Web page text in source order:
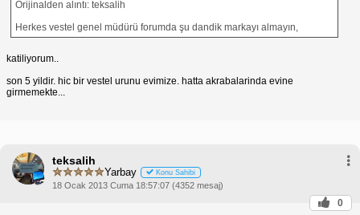
Orijinalden alıntı: teksalih
Herkes vestel genel müdürü forumda şu dandik markayı almayın,
katiliyorum..
son 5 yildir. hic bir vestel urunu evimize. hatta akrabalarinda evine
girmemekte...
teksalih
Yarbay Konu Sahibi
18 Ocak 2013 Cuma 18:57:07 (4352 mesaj)
0